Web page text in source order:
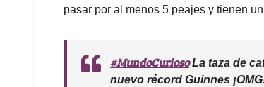
pasar por al menos 5 peajes y tienen
#MundoCuriosoLa taza de
nuevo récord Guinnes